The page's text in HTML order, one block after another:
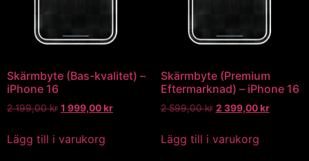
Skärmbyte (Bas-kvalitet) –
iPhone 16
2 199,00kr 1 999,00kr
Lägg till i varukorg
Skärmbyte (Premium
Eftermarknad) – iPhone 16
2 599,00kr 2 399,00kr
Lägg till i varukorg